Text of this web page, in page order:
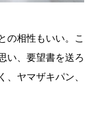
の相性もいい。こ
い、要望書を送ろ
、ヤマザキパン、